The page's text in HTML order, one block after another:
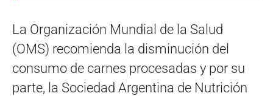
La Organización Mundial de la Salud
(OMS) recomienda la disminución del
consumo de carnes procesadas y por su
parte, la Sociedad Argentina de Nutrición